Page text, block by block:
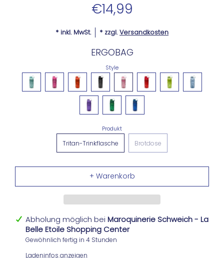
€14,99
* inkl. MwSt. * zzgl.Versandkosten
ERGOBAG
Style
Produkt
Tritan-Trinkflasche Brotdose
Abholung möglich bei Maroquinerie Schweich - La
Belle Etoile Shopping Center
Gewöhnlich fertig in 4 Stunden
Ladeninfos anzeigen